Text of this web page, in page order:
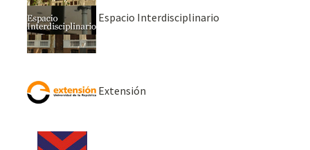
Espacio Interdisciplinario
Extensión